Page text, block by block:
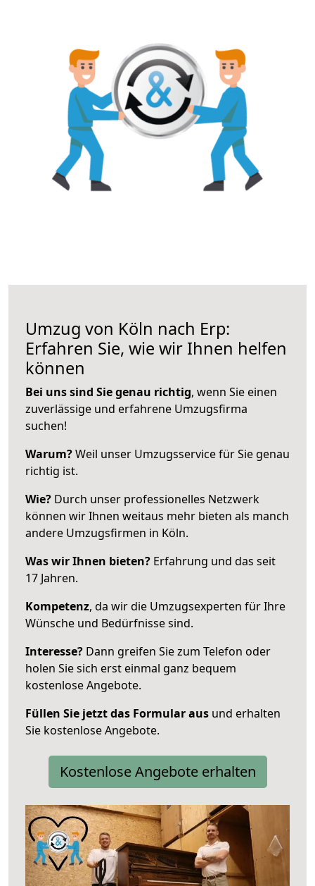
Umzug von Köln nach Erp:
Erfahren Sie, wie wir Ihnen helfen
können
Bei uns sind Sie genau richtig, wenn Sie einen
zuverlässige und erfahrene Umzugsfirma
suchen!
Warum?Weil unser Umzugsservice für Sie genau
richtig ist.
Wie? Durch unser professionelles Netzwerk
können wir Ihnen weitaus mehr bieten als manch
andere Umzugsfirmen in Köln.
Was wir Ihnen bieten? Erfahrung und das seit
17 Jahren.
Kompetenz, da wir die Umzugsexperten für Ihre
Wünsche und Bedürfnisse sind.
Interesse? Dann greifen Sie zum Telefon oder
holen Sie sich erst einmal ganz bequem
kostenlose Angebote.
Füllen Sie jetzt das Formular aus und erhalten
Sie kostenlose Angebote.
Kostenlose Angebote erhalten